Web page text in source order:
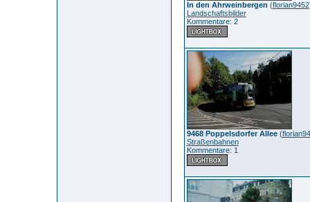
In den Ahrweinbergen (florian9452
Landschaftsbilder
Kommentare: 2
9468 Poppelsdorfer Allee(
Straßenbahnen
Kommentare: 1